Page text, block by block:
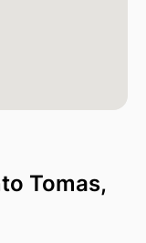
Tomas,